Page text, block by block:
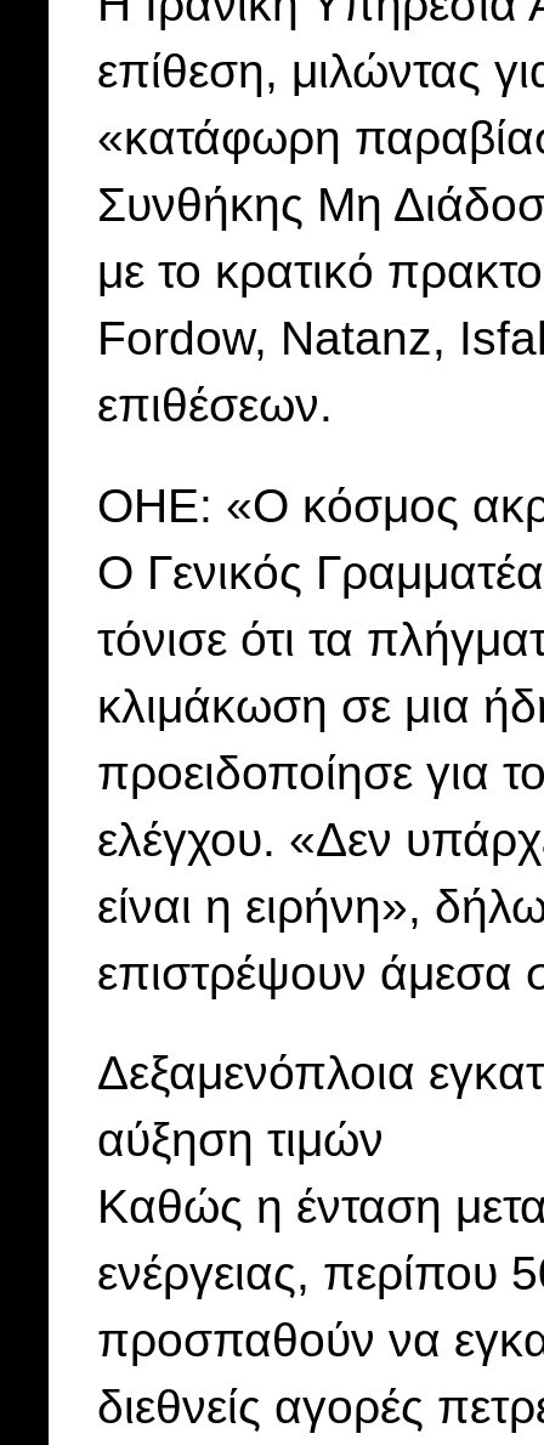
επίθεση, μιλώντας
«κατάφωρη
Συνθήκης Μη
με το κρατικό
Fordow, Natanz,
επιθέσεων.
ΟΗΕ: «Ο κόσμος
Ο Γενικός
τόνισε ότι τα
κλιμάκωση σε μια
προειδοποίησε για
ελέγχου. «Δεν
είναι η ειρήνη»,
επιστρέψουν άμεσα
Δεξαμενόπλοια
αύξηση τιμών
Καθώς η ένταση
ενέργειας, περίπου
προσπαθούν να
διεθνείς αγορές